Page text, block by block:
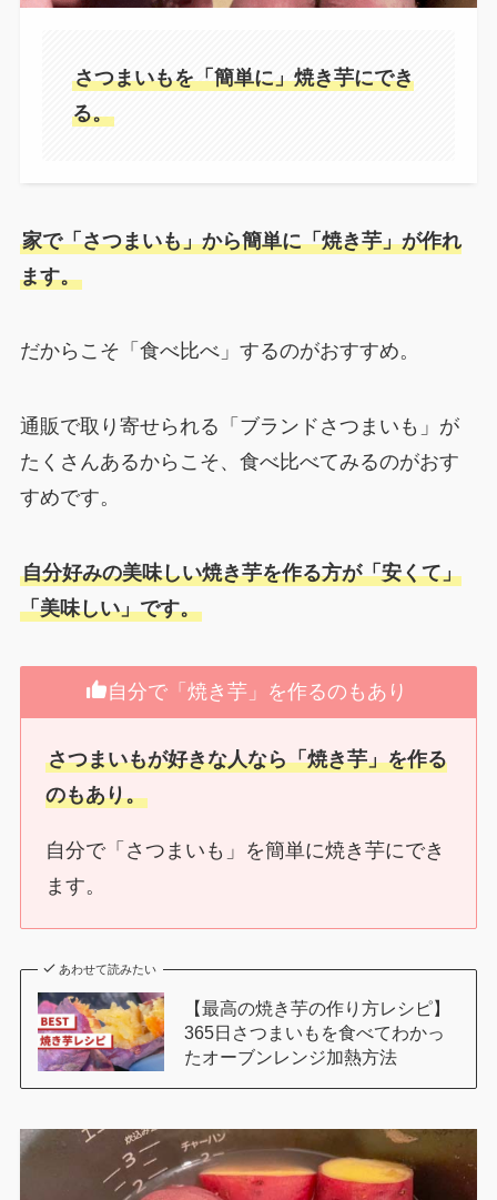
さつまいもを「簡単に」焼き芋にでき
る。
家で「さつまいも」から簡単に「焼き芋」が作れ
ます。
だからこそ「食べ比べ」するのがおすすめ。
通販で取り寄せられる「ブランドさつまいも」が
たくさんあるからこそ、食べ比べてみるのがおす
すめです。
自分好みの美味しい焼き芋を作る方が「安くて」
「美味しい」です。
自分で「焼き芋」を作るのもあり
さつまいもが好きな人なら「焼き芋」を作る
のもあり。
自分で「さつまいも」を簡単に焼き芋にでき
ます。
あわせて読みたい
【最高の焼き芋の作り方レシピ】
365日さつまいもを食べてわかっ
たオーブンレンジ加熱方法